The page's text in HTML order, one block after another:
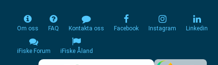
Om oss FAQ Kontakta oss Facebook Instagram Linkedin
iFiske Forum iFiske Åland